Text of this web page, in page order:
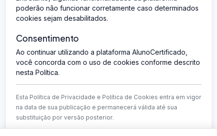
poderão não funcionar corretamente caso determinados
cookies sejam desabilitados.
Consentimento
Ao continuar utilizando a plataforma AlunoCertificado,
você concorda com o uso de cookies conforme descrito
nesta Política.
Esta Política de Privacidade e Política de Cookies entra em vigor
na data de sua publicação e permanecerá válida até sua
substituição por versão posterior.